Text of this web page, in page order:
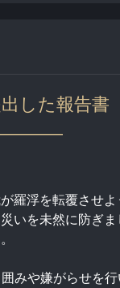
した報告書
浮を転覆させ
いを未然に防ぎ
みや嫌がらせを